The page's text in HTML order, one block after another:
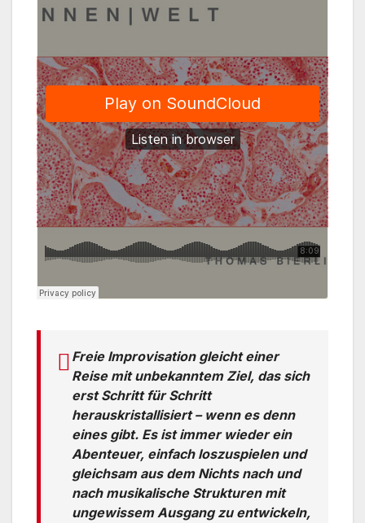
Freie Improvisation gleicht einer
Reise mit unbekanntem Ziel, das sich
erst Schritt für Schritt
herauskristallisiert – wenn es denn
eines gibt. Es ist immer wieder ein
Abenteuer, einfach loszuspielen und
gleichsam aus dem Nichts nach und
nach musikalische Strukturen mit
ungewissem Ausgang zu entwickeln,